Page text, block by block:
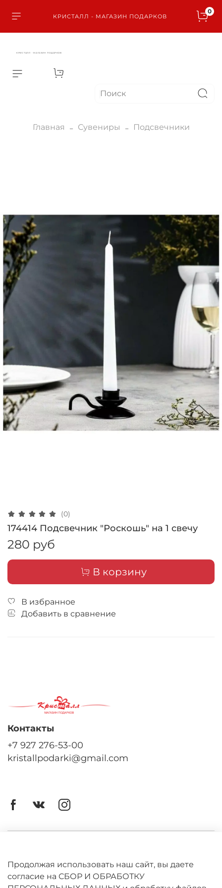
КРИСТАЛЛ - МАГАЗИН ПОДАРКОВ
0
КРИСТАЛЛ - МАГАЗИН ПОДАРКОВ
Главная Сувениры Подсвечники
(0)
174414 Подсвечник "Роскошь" на 1 свечу
280 руб
В корзину
В избранное
Добавить в сравнение
Оферта
Политика конфиденциальности
Контакты
+7 927 276-53-00
kristallpodarki@gmail.com
Продолжая использовать наш сайт, вы даете
согласие на СБОР И ОБРАБОТКУ